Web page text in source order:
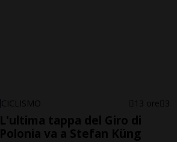
CICLISMO 13 ore 3
L'ultima tappa del Giro di
Polonia va a Stefan Küng